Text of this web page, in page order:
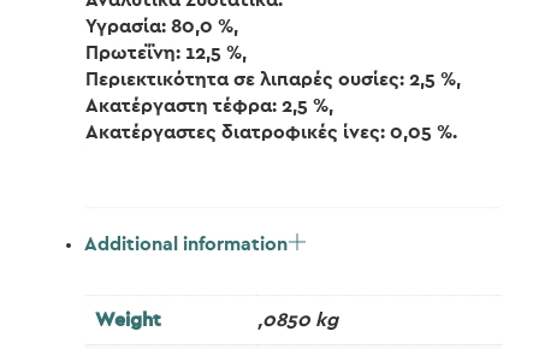
Υγρασία: 80,0 %,
Πρωτεΐνη: 12,5 %,
Περιεκτικότητα σε λιπαρές ουσίες: 2,5 %,
Ακατέργαστη τέφρα: 2,5 %,
Ακατέργαστες διατροφικές ίνες: 0,05 %.
Additional information
Weight ,0850 kg